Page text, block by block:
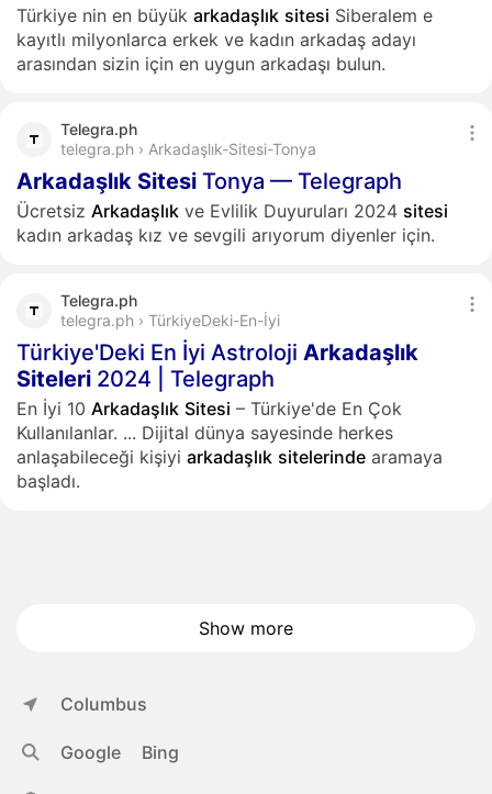
Türkiye nin en büyük arkadaşlık sitesi Siberalem e
kayıtlı milyonlarca erkek ve kadın arkadaş adayı
arasından sizin için en uygun arkadaşı bulun.
Telegra.ph
telegra.ph › Arkadaşlık-Sitesi-Tonya
Arkadaşlık Sitesi Tonya — Telegraph
Ücretsiz Arkadaşlık ve Evlilik Duyuruları 2024 sitesi
kadın arkadaş kız ve sevgili arıyorum diyenler için.
Telegra.ph
telegra.ph › TürkiyeDeki-En-İyi
Türkiye'Deki En İyi Astroloji Arkadaşlık
Siteleri 2024 | Telegraph
En İyi 10 Arkadaşlık Sitesi – Türkiye'de En Çok
Kullanılanlar. ... Dijital dünya sayesinde herkes
anlaşabileceği kişiyi arkadaşlık sitelerinde aramaya
başladı.
Show more
Columbus
Google Bing